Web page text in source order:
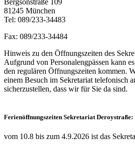
Bergsonstraße 109
81245 München
Tel: 089/233-34483
Fax: 089/233-34484
Hinweis zu den Öffnungszeiten des
Aufgrund von Personalengpässen kann
den regulären Öffnungszeiten kommen.
einem Besuch im Sekretariat telefonisch
sicherzustellen, dass wir für Sie da sind.
Ferienöffnungszeiten Sekretariat Deroystraße:
vom 10.8 bis zum 4.9.2026 ist das